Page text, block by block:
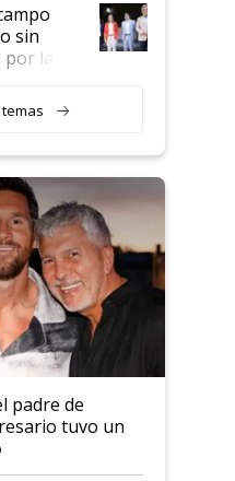
sin
las
padre de
tuvo un